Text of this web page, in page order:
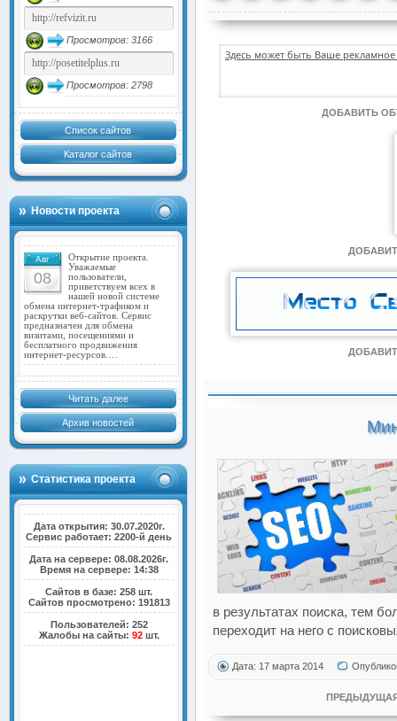
Просмотров: 3166
Просмотров: 2798
Список сайтов
Каталог сайтов
Новости проекта
Авг
08
Открытие проекта.
Уважаемые
пользователи,
приветствуем всех в
нашей новой системе
обмена интернет-трафиком и
раскрутки веб-сайтов. Сервис
предназначен для обмена
визитами, посещениями и
бесплатного продвижения
интернет-ресурсов.…
Читать далее
Архив новостей
Статистика проекта
Дата открытия: 30.07.2020г.
Сервис работает: 2200-й день
Дата на сервере: 08.08.2026г.
Время на сервере: 14:38
Сайтов в базе: 258 шт.
Сайтов просмотрено: 191813
Пользователей: 252
Жалобы на сайты: 92шт.
Здесь может быть Ваше
ДОБАВИТЬ
в результатах поиска, тем
переходит на него с
Дата: 17 марта 2014